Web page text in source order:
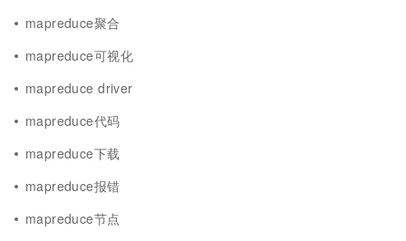
mapreduce聚合
mapreduce可视化
mapreduce driver
mapreduce代码
mapreduce下载
mapreduce报错
mapreduce节点